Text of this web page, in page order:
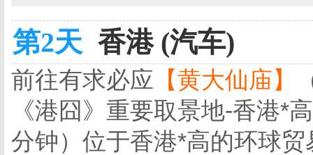
第2天 香港 (汽车)
前往有求必应 【黄大仙庙】
《港囧》重要取景地-香港*
分钟）位于香港*高的环球